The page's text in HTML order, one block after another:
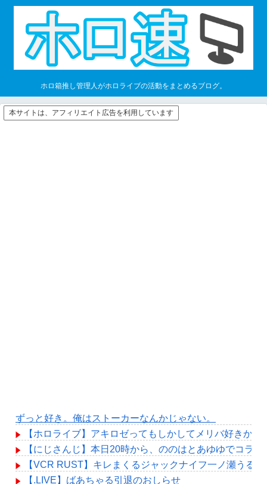
ホロ箱推し管理人がホロライブの活動をまとめるブログ。
本サイトは、アフィリエイト広告を利用しています
ずっと好き。俺はストーカーなんかじゃない。
【ホロライブ】アキロゼってもしかしてメリバ好きか？
【にじさんじ】本日20時から、ののはとあゆゆでコラボ
【VCR RUST】キレまくるジャックナイフ一ノ瀬うる
【.LIVE】ばあちゃる引退のおしらせ